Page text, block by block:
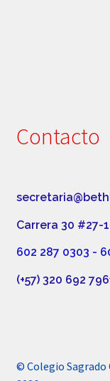
Contacto
Carrera 30 #27-
602 287 0303 -
(+57) 320 692
© Colegio